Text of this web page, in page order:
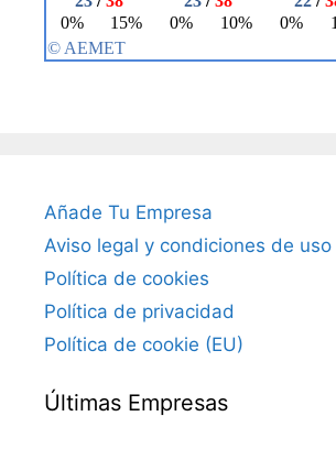
Añade Tu Empresa
Aviso legal y condiciones de uso
Política de cookies
Política de privacidad
Política de cookie (EU)
Últimas Empresas